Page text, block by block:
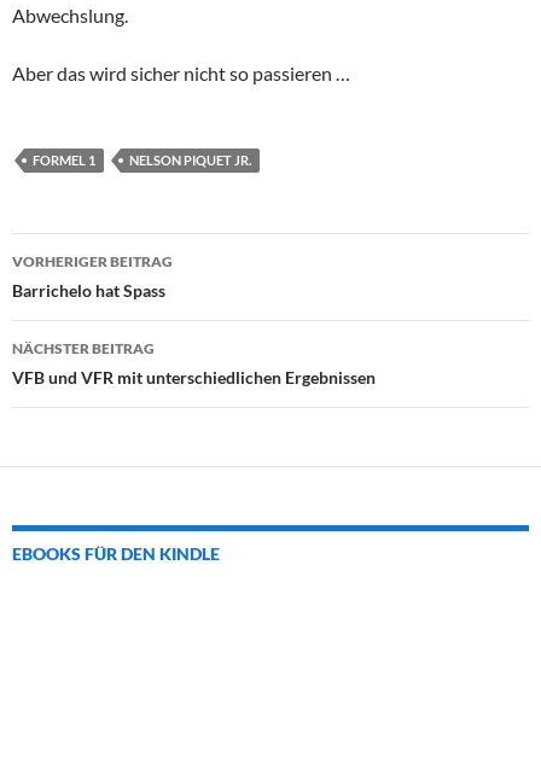
Abwechslung.
Aber das wird sicher nicht so passieren …
FORMEL 1 NELSON PIQUET JR.
Beitrags-
Navigation
VORHERIGER BEITRAG
Barrichelo hat Spass
NÄCHSTER BEITRAG
VFB und VFR mit unterschiedlichen Ergebnissen
EBOOKS FÜR DEN KINDLE